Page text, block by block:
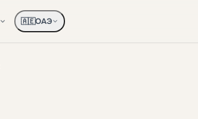
🇦🇪ОАЭ